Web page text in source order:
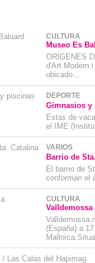
CULTURA
Museo Es
ORÍGENES
d'Art Modern
ubicado...
DEPORTE
Gimnasios y
Estas de
el IME
VARIOS
Barrio de
El barrio de
conforman el
CULTURA
Valldemossa
(España) a